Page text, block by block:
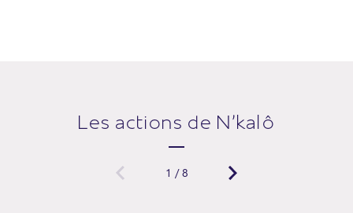
Les actions de N'kalô
1 /8